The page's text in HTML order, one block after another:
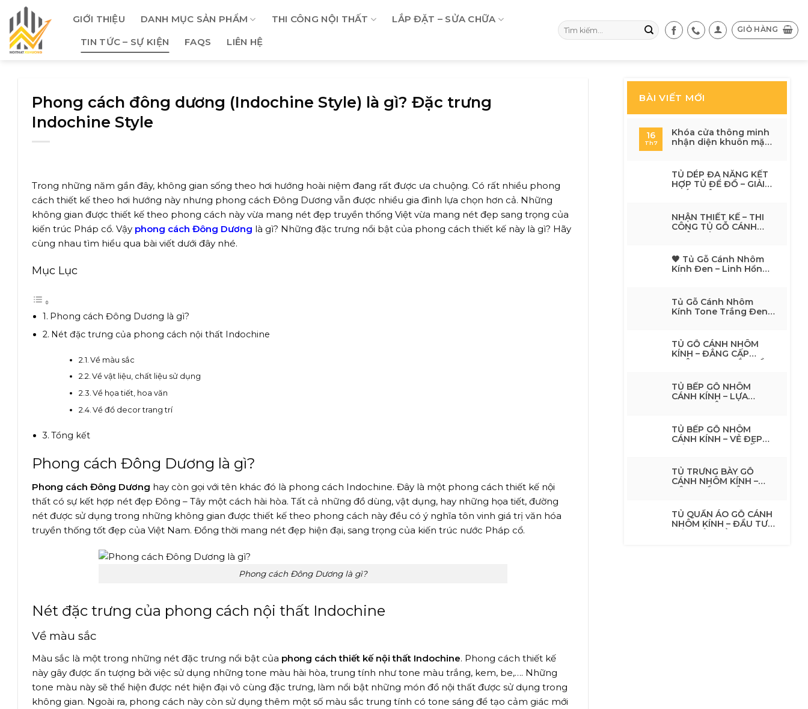
content
GIỚI THIỆU DANH MỤC SẢN PHẨM THI CÔNG NỘI THẤT
LẮP ĐẶT – SỬA CHỮA
TIN TỨC – SỰ KIỆN
FAQS LIÊN HỆ
Tìm
kiếm:
GIỎ HÀNG
Phong cách đông dương (Indochine Style) là gì? Đặc trưng
Indochine Style
Trong những năm gần đây, không gian sống theo hơi hướng hoài niệm đang rất được ưa chuộng. Có rất nhiều phong
cách thiết kế theo hơi hướng này nhưng phong cách Đông Dương vẫn được nhiều gia đình lựa chọn hơn cả. Những
không gian được thiết kế theo phong cách này vừa mang nét đẹp truyền thống Việt vừa mang nét đẹp sang trọng của
kiến trúc Pháp cổ. Vậy phong cách Đông Dương là gì? Những đặc trưng nổi bật của phong cách thiết kế này là gì? Hãy
cùng nhau tìm hiểu qua bài viết dưới đây nhé.
Mục Lục
Phong cách Đông Dương là gì?
Nét đặc trưng của phong cách nội thất Indochine
Về màu sắc
Về vật liệu, chất liệu sử dụng
Về họa tiết, hoa văn
Về đồ decor trang trí
Tổng kết
Phong cách Đông Dương là gì?
Phong cách Đông Dương hay còn gọi với tên khác đó là phong cách Indochine. Đây là một phong cách thiết kế nội
thất có sự kết hợp nét đẹp Đông – Tây một cách hài hòa. Tất cả những đồ dùng, vật dụng, hay những họa tiết, đường
nét được sử dụng trong những không gian được thiết kế theo phong cách này đều có ý nghĩa tôn vinh giá trị văn hóa
truyền thống tốt đẹp của Việt Nam. Đồng thời mang nét đẹp hiện đại, sang trọng của kiến trúc nước Pháp cổ.
Phong cách Đông Dương là gì?
Nét đặc trưng của phong cách nội thất Indochine
Về màu sắc
Màu sắc là một trong những nét đặc trưng nổi bật của phong cách thiết kế nội thất Indochine. Phong cách thiết kế
này gây được ấn tượng bởi việc sử dụng những tone màu hài hòa, trung tính như tone màu trắng, kem, be,…. Những
tone màu này sẽ thể hiện được nét hiện đại vô cùng đặc trưng, làm nổi bật những món đồ nội thất được sử dụng trong
không gian. Ngoài ra, phong cách này còn sử dụng thêm một số màu sắc trung tính có tone sáng để tạo cảm giác mới
BÀI VIẾT MỚI
16
Th7
Khóa cửa thông minh
nhận diện khuôn mặt
ngôi nhà hiện đại
TỦ DÉP ĐA NĂNG KẾT
HỢP TỦ ĐỂ ĐỒ – GIẢI
PHÁP HIỆN ĐẠI CHO
TINH TẾ
NHẬN THIẾT KẾ – THI
CÔNG TỦ GỖ CÁNH
🖤 Tủ Gỗ Cánh Nhôm
Kính Đen – Linh Hồn
Của Không Gian Nội
Tủ Gỗ Cánh Nhôm
Kính Tone Trắng Đen
Sang TrọngTủ Gỗ
Cánh Nhôm Kính Tone
Trắng Đen Hiện Đại –
TỦ GỖ CÁNH NHÔM
KÍNH – ĐẲNG CẤP
TỦ BẾP GỖ NHÔM
CÁNH KÍNH – LỰA
CHỌN THÔNG MINH
HIỆN ĐẠI
TỦ BẾP GỖ NHÔM
CÁNH KÍNH – VẺ ĐẸP
TỦ TRƯNG BÀY GỖ
CÁNH NHÔM KÍNH –
NÂNG TẦM KHÔNG
TỦ QUẦN ÁO GỖ CÁNH
NHÔM KÍNH – ĐẦU TƯ